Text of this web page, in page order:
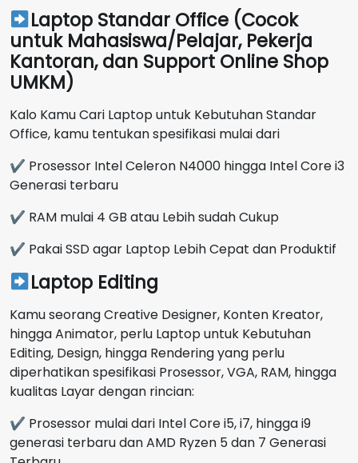
Laptop Standar Office (Cocok
untuk Mahasiswa/Pelajar, Pekerja
Kantoran, dan Support Online Shop
UMKM)
Kalo Kamu Cari Laptop untuk Kebutuhan Standar
Office, kamu tentukan spesifikasi mulai dari
✔ Prosessor Intel Celeron N4000 hingga Intel Core i3
Generasi terbaru
✔ RAM mulai 4 GB atau Lebih sudah Cukup
✔ Pakai SSD agar Laptop Lebih Cepat dan Produktif
Laptop Editing
Kamu seorang Creative Designer, Konten Kreator,
hingga Animator, perlu Laptop untuk Kebutuhan
Editing, Design, hingga Rendering yang perlu
diperhatikan spesifikasi Prosessor, VGA, RAM, hingga
kualitas Layar dengan rincian:
✔ Prosessor mulai dari Intel Core i5, i7, hingga i9
generasi terbaru dan AMD Ryzen 5 dan 7 Generasi